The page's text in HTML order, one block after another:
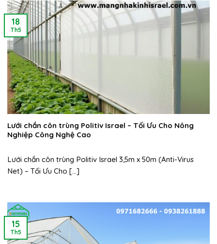
Lưới chắn côn trùng Politiv Israel – Tối Ưu Cho Nông
Nghiệp Công Nghệ Cao
Lưới chắn côn trùng Politiv Israel 3,5m x 50m (Anti-Virus
Net) – Tối Ưu Cho [...]
18
Th5
15
Th5